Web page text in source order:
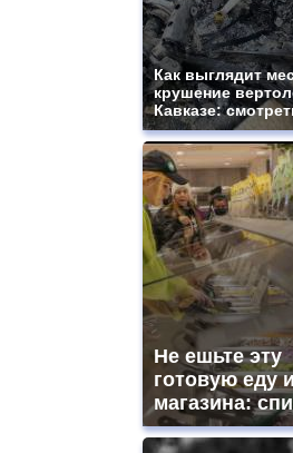
Как выглядит
крушение
Кавказе:
Не ешьте эту
готовую еду
магазина: